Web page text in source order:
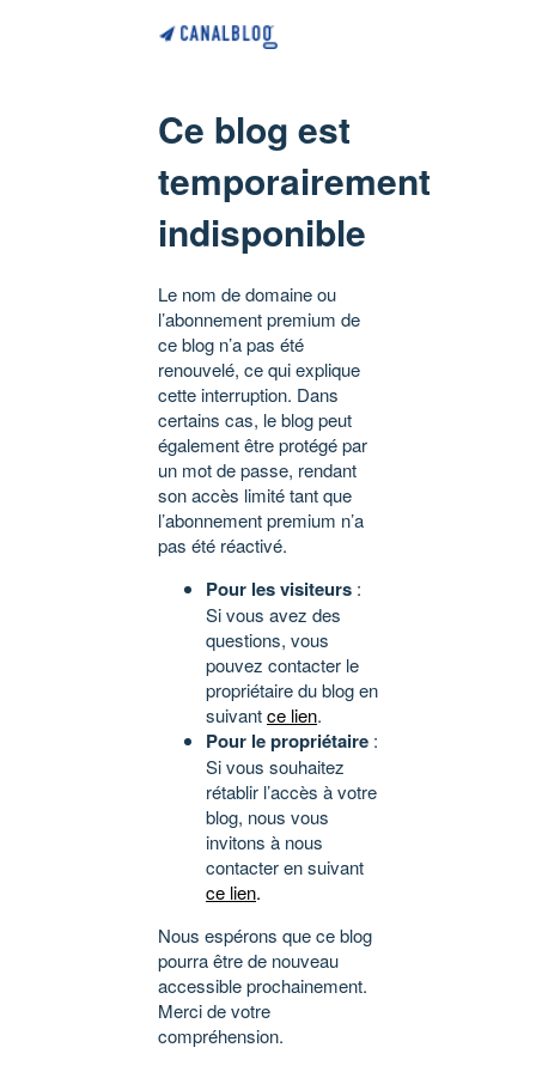
Ce blog est
temporairement
indisponible
Le nom de domaine ou
l’abonnement premium de
ce blog n’a pas été
renouvelé, ce qui explique
cette interruption. Dans
certains cas, le blog peut
également être protégé par
un mot de passe, rendant
son accès limité tant que
l’abonnement premium n’a
pas été réactivé.
Pour les visiteurs :
Si vous avez des
questions, vous
pouvez contacter le
propriétaire du blog en
suivantce lien.
Pour le propriétaire :
Si vous souhaitez
rétablir l’accès à votre
blog, nous vous
invitons à nous
contacter en suivant
ce lien.
Nous espérons que ce blog
pourra être de nouveau
accessible prochainement.
Merci de votre
compréhension.